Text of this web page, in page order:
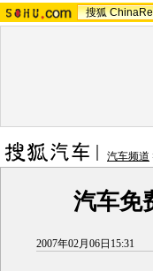
搜狐
汽车频道
汽车免
2007年02月06日15:31